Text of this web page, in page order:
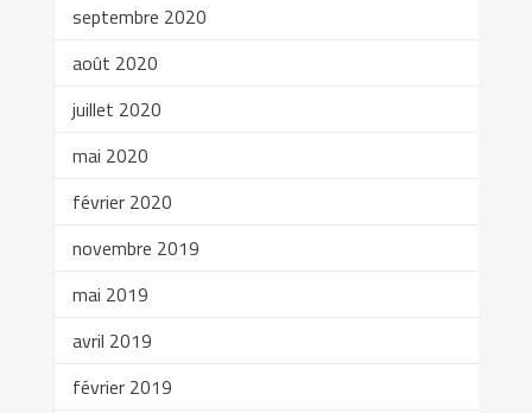
septembre 2020
août 2020
juillet 2020
mai 2020
février 2020
novembre 2019
mai 2019
avril 2019
février 2019